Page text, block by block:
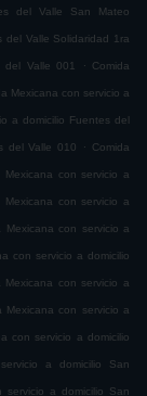
del Valle San Mateo
del Valle Solidaridad 1ra
del Valle 001 . Comida
Mexicana con servicio a
a domicilio Fuentes del
del Valle 010 . Comida
Mexicana con servicio a
Mexicana con servicio a
Mexicana con servicio a
con servicio a domicilio
Mexicana con servicio a
Mexicana con servicio a
con servicio a domicilio
a domicilio San
servicio a domicilio San